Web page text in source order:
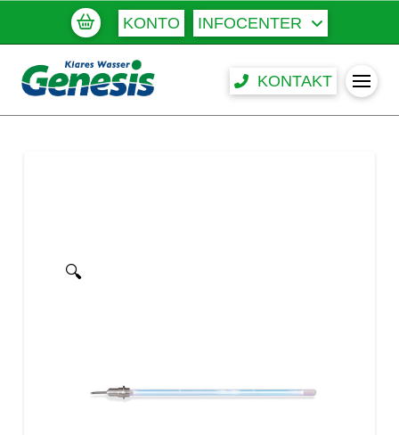
KONTO INFOCENTER
KONTAKT
🔍